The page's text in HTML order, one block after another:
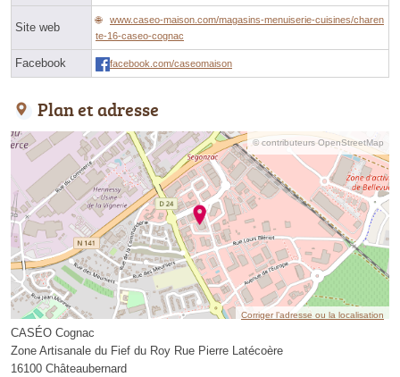
Site web
www.caseo-maison.com/magasins-menuiserie-cuisines/charen
te-16-caseo-cognac
Facebook facebook.com/caseomaison
Plan et adresse
© contributeurs OpenStreetMap
Corriger l’adresse ou la localisation
CASÉO Cognac
Zone Artisanale du Fief du Roy Rue Pierre Latécoère
16100 Châteaubernard